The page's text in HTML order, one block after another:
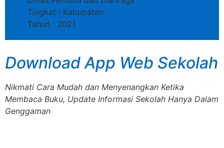
Tingkat : Kabupaten
Tahun : 2021
Download App Web Sekolah
Nikmati Cara Mudah dan Menyenangkan Ketika
Membaca Buku, Update Informasi Sekolah Hanya Dalam
Genggaman